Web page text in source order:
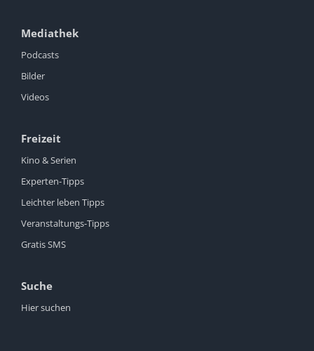
Mediathek
Podcasts
Bilder
Videos
Freizeit
Kino & Serien
Experten-Tipps
Leichter leben Tipps
Veranstaltungs-Tipps
Gratis SMS
Suche
Hier suchen